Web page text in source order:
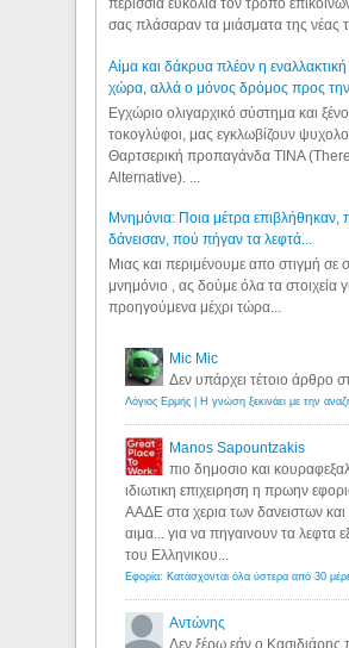
περίσσια ευκολία τον τρόπο
σας πλάσαραν τα μιάσματα της νέας
Αίμα και δάκρυα πλέον η εναλλακτική
χώρα, αλλά ο μόνος δρόμος προς την
Εγχώριο ολιγαρχικό σύστημα και
τοκογλύφοι, μας εγκλωβίζουν
Θαρτσερική προπαγάνδα TINA
Alternative). ...
Μνημόνια: Ποια μέτρα επιβλήθηκαν,
δάνεισαν, πού πήγαν τα λεφτά...
Μιας και περιμένουμε απο στιγμή σε
μνημόνιο , ας δούμε όλα τα στοιχεία
προηγούμενα μέχρι τώρα...
Mic Mic
Δεν υπάρχει τέτοιο άρθρο
Manos Sapountzakis
πιο δημοσιο και
ιδιωτικη επιχειρηση η πρωην
ΑΑΔΕ στα χερια των δανειστων και
αιμα... για να πηγαινουν τα λεφτα
του Ελληνικου...
Αντώνης
Δεν ξέρω εάν ο Κασιδιάρης